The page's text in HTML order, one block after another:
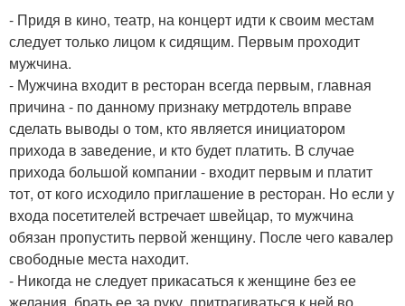
- Придя в кино, театр, на концерт идти к своим местам
следует только лицом к сидящим. Первым проходит
мужчина.
- Мужчина входит в ресторан всегда первым, главная
причина - по данному признаку метрдотель вправе
сделать выводы о том, кто является инициатором
прихода в заведение, и кто будет платить. В случае
прихода большой компании - входит первым и платит
тот, от кого исходило приглашение в ресторан. Но если у
входа посетителей встречает швейцар, то мужчина
обязан пропустить первой женщину. После чего кавалер
свободные места находит.
- Никогда не следует прикасаться к женщине без ее
желания, брать ее за руку, притрагиваться к ней во